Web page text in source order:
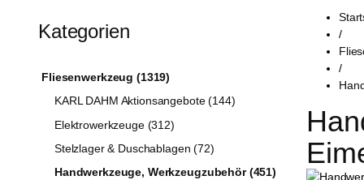
/
/
Kategorien
Fliesenwerkzeug (1319)
KARL DAHM Aktionsangebote (144)
Elektrowerkzeuge (312)
Stelzlager & Duschablagen (72)
Handwerkzeuge, Werkzeugzubehör (451)